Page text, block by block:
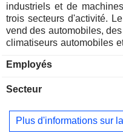
industriels et de
trois secteurs d'activité.
vend des automobiles,
climatiseurs automobiles
des chariots
le travail en hauteur,
machines textiles
machines à filer, ainsi que
Employés
Secteur
Plus d'informations sur